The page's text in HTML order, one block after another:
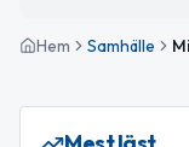
Hem Samhälle